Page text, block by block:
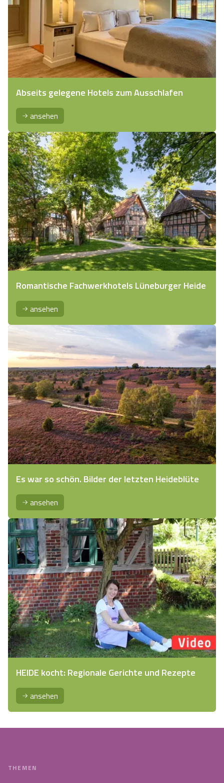
Abseits gelegene Hotels zum Ausschlafen
ansehen
Romantische Fachwerkhotels Lüneburger Heide
ansehen
Es war so schön. Bilder der letzten Heideblüte
ansehen
HEIDE kocht: Regionale Gerichte und Rezepte
ansehen
THEMEN